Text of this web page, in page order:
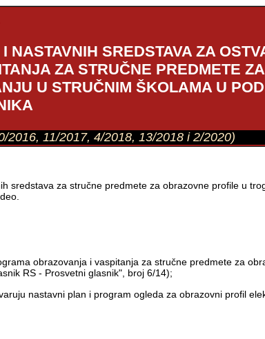
SREDSTAVA ZA
ZA STRUČNE PREDMETE
U STRUČNIM ŠKOLAMA U
2016, 11/2017, 4/2018, 13/2018 i 2/2020)
sredstava za stručne predmete za obrazovne profile u
obrazovanja i vaspitanja za stručne predmete za
RS - Prosvetni glasnik", broj 6/14);
nastavni plan i program ogleda za obrazovni profil